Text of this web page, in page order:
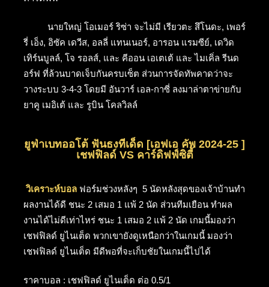
นายใหญ่ โอเมอร์ ริซ่า จะไม่มี เรียวตะ สึโนดะ, เพอร์
รี่ เอ็ง, อิซัค เดวีส, อลลี่ แทนเนอร์, อารอน แรมซีย์, เดวิด
เทิร์นบูลล์, โจ รอลส์, และ คีออน เอเตเต้ และ ไมเคิ่ล รีนด
อร์ฟ ที่ล้วนบาดเจ็บกันครบเซ็ต ส่วนการจัดทัพคาดว่าจะ
วางระบบ 3-4-3 โดยมี อันวาร์ เอล-กาซี่ ลงมาล่าตาข่ายกับ
ยาคู เมอิเต้ และ รูบิน โคลวิลล์
ยูฟ่าเบทออโต้ ฟันธงทีเด็ด [เอฟเอ คัพ 2024-25 ]
เชฟฟิลด์ VS คาร์ดิฟฟ์ซิตี้
วิเคราะห์บอล ฟอร์มช่วงหลังๆ 5 นัดหลังสุดของเจ้าบ้านทำ
ผลงานได้ดี ชนะ 2 เสมอ 1 แพ้ 2 นัด ส่วนทีมเยือน ทำผล
งานได้ไม่ดีเท่าไหร่ ชนะ 1 เสมอ 2 แพ้ 2 นัด เกมนี้มองว่า
เชฟฟิลด์ ยูไนเต็ด พวกเขายังดูเหนือกว่าในเกมนี้ มองว่า
เชฟฟิลด์ ยูไนเต็ด มีดีพอที่จะเก็บชัยในเกมนี้ไปได้
ราคาบอล : เชฟฟิลด์ ยูไนเต็ด ต่อ 0.5/1